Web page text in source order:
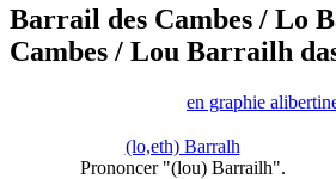
Barrail des Cambes / Lo
Cambes / Lou Barrailh
en graphie
(lo,eth) Barralh
Prononcer "(lou) Barrailh".